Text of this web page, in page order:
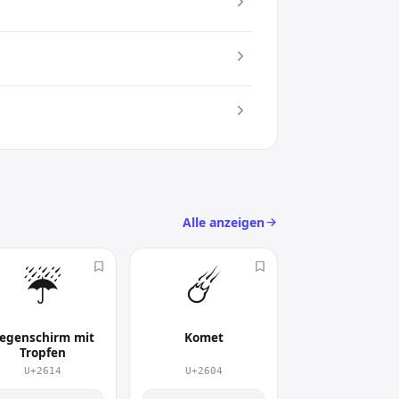
spart es Platz und verleiht
Alle anzeigen
☔︎
mit
Tropfen
U+2614
☄︎
Komet
U+2604